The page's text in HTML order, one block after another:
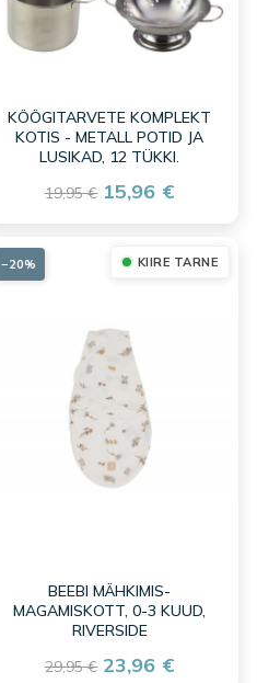
KÖÖGITARVETE KOMPLEKT
KOTIS - METALL POTID JA
LUSIKAD, 12 TÜKKI.
19,95 € 15,96 €
KIIRE TARNE
BEEBI MÄHKIMIS-
MAGAMISKOTT, 0-3 KUUD,
RIVERSIDE
29,95 € 23,96 €
−20%